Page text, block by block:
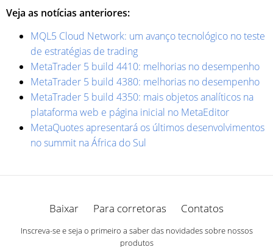
Veja as notícias anteriores:
MQL5 Cloud Network: um avanço tecnológico no teste
de estratégias de trading
MetaTrader 5 build 4410: melhorias no desempenho
MetaTrader 5 build 4380: melhorias no desempenho
MetaTrader 5 build 4350: mais objetos analíticos na
plataforma web e página inicial no MetaEditor
MetaQuotes apresentará os últimos desenvolvimentos
no summit na África do Sul
Baixar Para corretoras Contatos
Inscreva-se e seja o primeiro a saber das novidades sobre nossos
produtos